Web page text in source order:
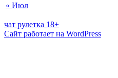
« Июл
чат рулетка 18+
Сайт работает на WordPress